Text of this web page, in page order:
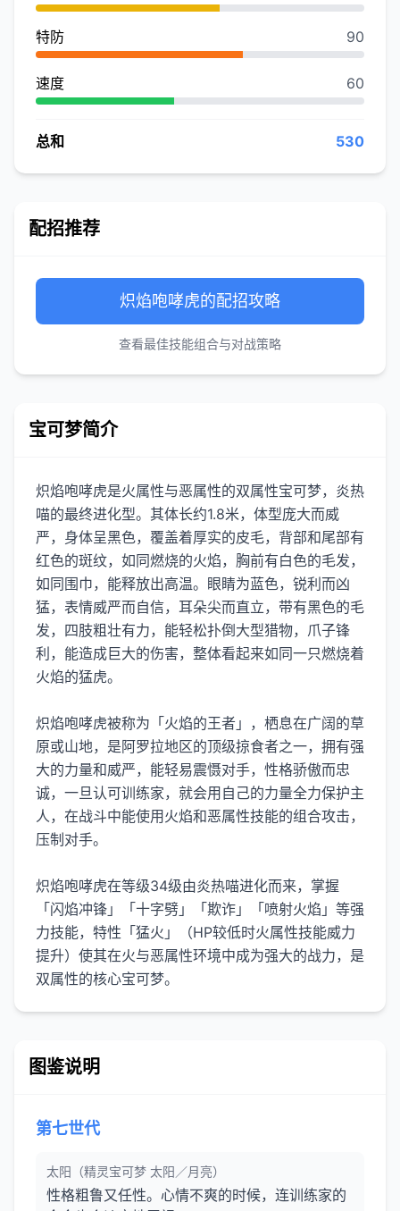
特防 90
速度 60
总和 530
配招推荐
炽焰咆哮虎的配招攻略
查看最佳技能组合与对战策略
宝可梦简介
炽焰咆哮虎是火属性与恶属性的双属性宝可梦，炎热
喵的最终进化型。其体长约1.8米，体型庞大而威
严，身体呈黑色，覆盖着厚实的皮毛，背部和尾部有
红色的斑纹，如同燃烧的火焰，胸前有白色的毛发，
如同围巾，能释放出高温。眼睛为蓝色，锐利而凶
猛，表情威严而自信，耳朵尖而直立，带有黑色的毛
发，四肢粗壮有力，能轻松扑倒大型猎物，爪子锋
利，能造成巨大的伤害，整体看起来如同一只燃烧着
火焰的猛虎。
炽焰咆哮虎被称为「火焰的王者」，栖息在广阔的草
原或山地，是阿罗拉地区的顶级掠食者之一，拥有强
大的力量和威严，能轻易震慑对手，性格骄傲而忠
诚，一旦认可训练家，就会用自己的力量全力保护主
人，在战斗中能使用火焰和恶属性技能的组合攻击，
压制对手。
炽焰咆哮虎在等级34级由炎热喵进化而来，掌握
「闪焰冲锋」「十字劈」「欺诈」「喷射火焰」等强
力技能，特性「猛火」（HP较低时火属性技能威力
提升）使其在火与恶属性环境中成为强大的战力，是
双属性的核心宝可梦。
图鉴说明
第七世代
太阳（精灵宝可梦 太阳／月亮）
性格粗鲁又任性。心情不爽的时候，连训练家的